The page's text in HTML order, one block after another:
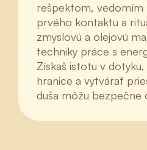
rešpektom, vedomím
prvého kontaktu a
zmyslovú a olejovú
techniky práce s
Získaš istotu v
hranice a vytvárať
duša môžu bezpečne